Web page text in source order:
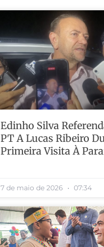
Edinho Silva
PT A Lucas Ribeiro
Primeira Visita À
7 de maio de 2026 07:34